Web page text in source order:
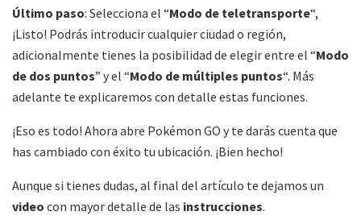
Último paso: Selecciona el “Modo de teletransporte“,
¡Listo! Podrás introducir cualquier ciudad o región,
adicionalmente tienes la posibilidad de elegir entre el “Modo
de dos puntos” y el “Modo de múltiples puntos“. Más
adelante te explicaremos con detalle estas funciones.
¡Eso es todo! Ahora abre Pokémon GO y te darás cuenta que
has cambiado con éxito tu ubicación. ¡Bien hecho!
Aunque si tienes dudas, al final del artículo te dejamos un
video con mayor detalle de las instrucciones.